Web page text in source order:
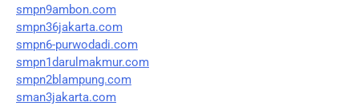
smpn9ambon.com
smpn36jakarta.com
smpn6-purwodadi.com
smpn1darulmakmur.com
smpn2blampung.com
sman3jakarta.com